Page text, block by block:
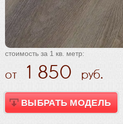
стоимость за 1 кв. метр:
1 850
ВЫБРАТЬ МОДЕЛЬ